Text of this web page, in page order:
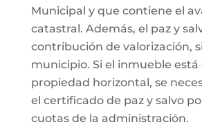
Municipal y que contiene el
catastral. Además, el paz y
contribución de valorización,
municipio. Si el inmueble
propiedad horizontal, se
el certificado de paz y salvo
cuotas de la administración.